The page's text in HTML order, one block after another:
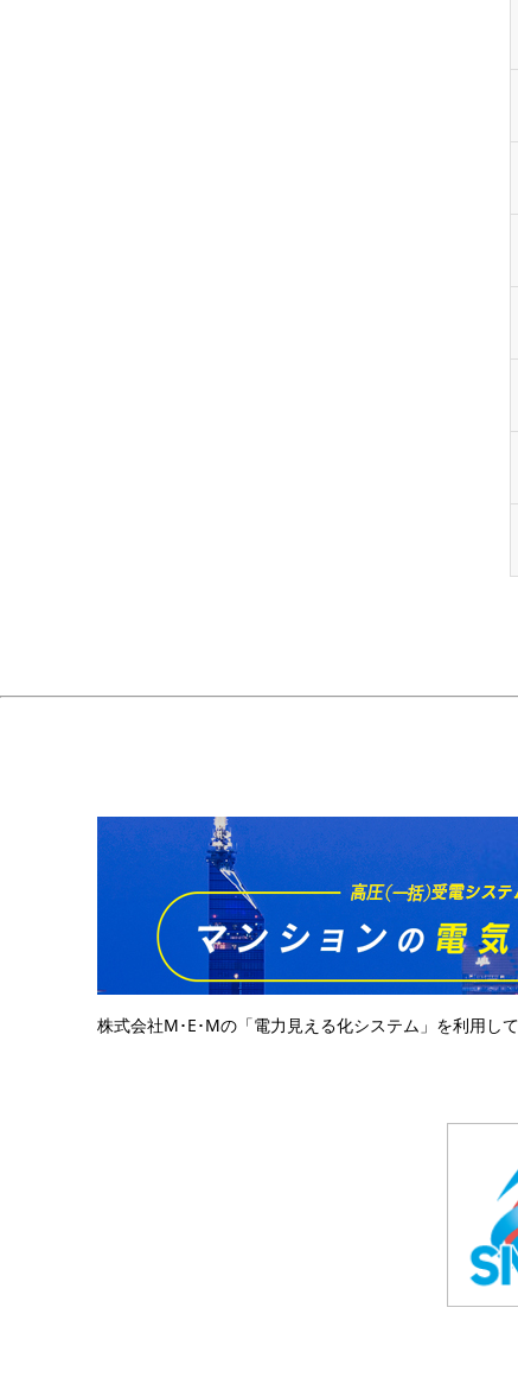
株式会社M･E･Mの「電力見える化システム」を利用して